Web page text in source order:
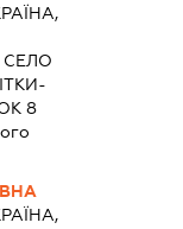
СЕЛО
8